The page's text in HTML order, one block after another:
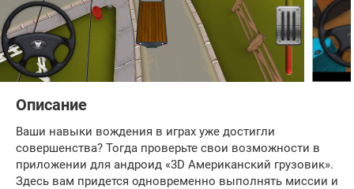
Описание
Ваши навыки вождения в играх уже достигли
совершенства? Тогда проверьте свои возможности в
приложении для андроид «3D Американский грузовик».
Здесь вам придется одновременно выполнять миссии и